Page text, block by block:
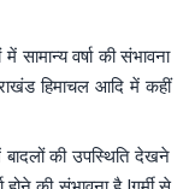
वर्षा की संभावना
हिमाचल आदि में कहीं
की उपस्थिति देखने